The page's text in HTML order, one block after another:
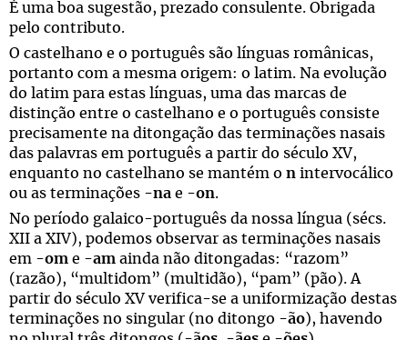
É uma boa sugestão, prezado consulente. Obrigada
pelo contributo.
O castelhano e o português são línguas românicas,
portanto com a mesma origem: o latim. Na evolução
do latim para estas línguas, uma das marcas de
distinção entre o castelhano e o português consiste
precisamente na ditongação das terminações nasais
das palavras em português a partir do século XV,
enquanto no castelhano se mantém o n intervocálico
ou as terminações -na e -on.
No período galaico-português da nossa língua (sécs.
XII a XIV), podemos observar as terminações nasais
em -om e -am ainda não ditongadas: “razom”
(razão), “multidom” (multidão), “pam” (pão). A
partir do século XV verifica-se a uniformização destas
terminações no singular (no ditongo -ão), havendo